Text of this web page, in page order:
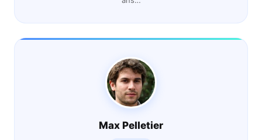
Max Pelletier